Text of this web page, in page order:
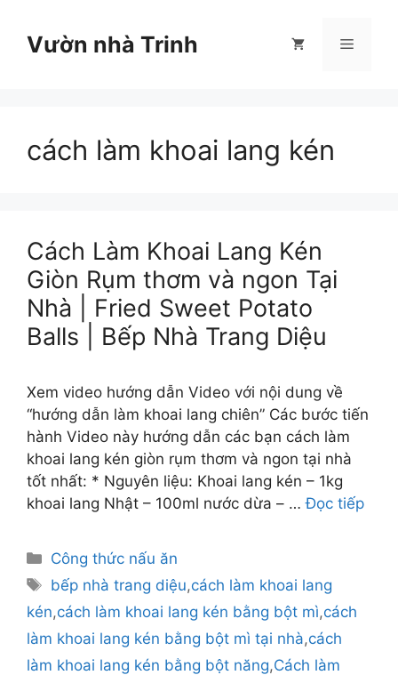
Vườn nhà Trinh Menu
cách làm khoai lang kén
Cách Làm Khoai Lang Kén
Giòn Rụm thơm và ngon Tại
Nhà | Fried Sweet Potato
Balls | Bếp Nhà Trang Diệu
Xem video hướng dẫn Video với nội dung về
“hướng dẫn làm khoai lang chiên” Các bước tiến
hành Video này hướng dẫn các bạn cách làm
khoai lang kén giòn rụm thơm và ngon tại nhà
tốt nhất: * Nguyên liệu: Khoai lang kén – 1kg
khoai lang Nhật – 100ml nước dừa – …Đọc tiếp
Danh
mục
Công thức nấu ăn
Thẻ
bếp nhà trang diệu,cách làm khoai lang
kén,cách làm khoai lang kén bằng bột mì,cách
làm khoai lang kén bằng bột mì tại nhà,cách
làm khoai lang kén bằng bột năng,Cách làm